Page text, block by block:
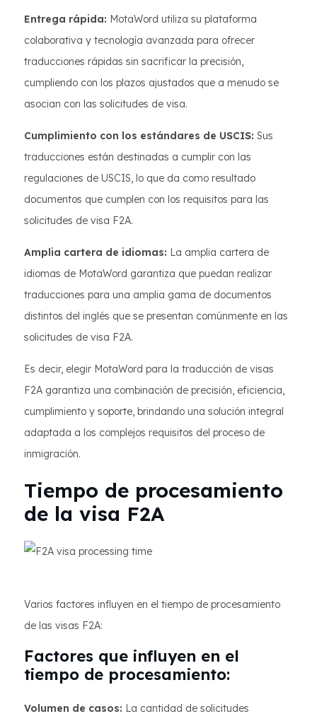
Entrega rápida: MotaWord utiliza su plataforma
colaborativa y tecnología avanzada para ofrecer
traducciones rápidas sin sacrificar la precisión,
cumpliendo con los plazos ajustados que a menudo se
asocian con las solicitudes de visa.
Cumplimiento con los estándares de USCIS: Sus
traducciones están destinadas a cumplir con las
regulaciones de USCIS, lo que da como resultado
documentos que cumplen con los requisitos para las
solicitudes de visa F2A.
Amplia cartera de idiomas: La amplia cartera de
idiomas de MotaWord garantiza que puedan realizar
traducciones para una amplia gama de documentos
distintos del inglés que se presentan comúnmente en las
solicitudes de visa F2A.
Es decir, elegir MotaWord para la traducción de visas
F2A garantiza una combinación de precisión, eficiencia,
cumplimiento y soporte, brindando una solución integral
adaptada a los complejos requisitos del proceso de
inmigración.
Tiempo de procesamiento
de la visa F2A
Varios factores influyen en el tiempo de procesamiento
de las visas F2A:
Factores que influyen en el
tiempo de procesamiento:
Volumen de casos: La cantidad de solicitudes